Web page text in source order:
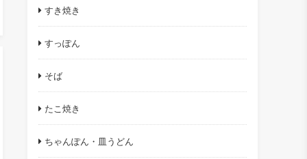
すき焼き
すっぽん
そば
たこ焼き
ちゃんぽん・皿うどん